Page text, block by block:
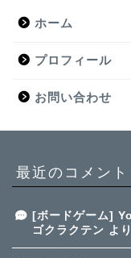
ホーム
プロフィール
お問い合わせ
最近のコメント
[ボードゲーム]
ゴクラクテン より